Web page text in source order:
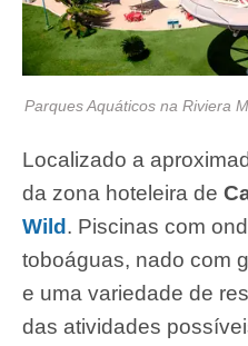
Parques Aquáticos na Riviera
Localizado a
da zona hoteleira de
Wild. Piscinas com
toboáguas, nado com
e uma variedade de
das atividades